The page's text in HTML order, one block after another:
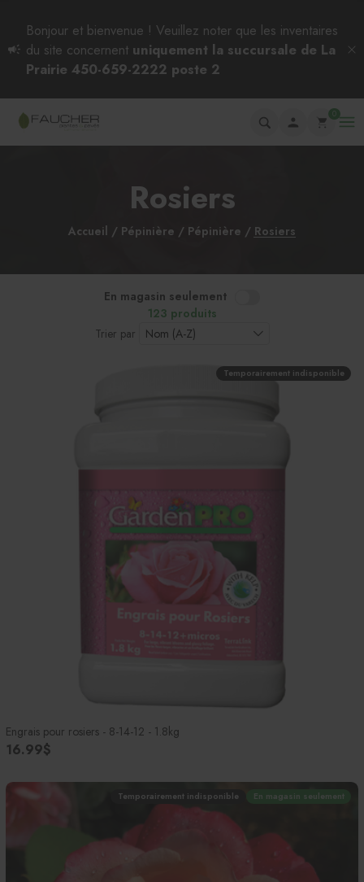
Bonjour et bienvenue ! Veuillez noter que les inventaires
du site concernent uniquement la succursale de La
Prairie 450-659-2222 poste 2
Rosiers
Accueil Pépinière Pépinière Rosiers
En magasin seulement
123 produits
Trier par
Temporairement indisponible
Engrais pour rosiers - 8-14-12 - 1.8kg
16.99$
Temporairement indisponible En magasin seulement